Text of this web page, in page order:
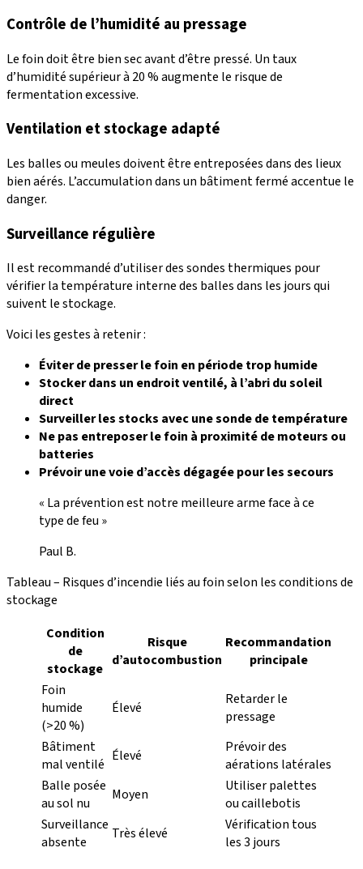
Contrôle de l’humidité au pressage
Le foin doit être bien sec avant d’être pressé. Un taux
d’humidité supérieur à 20 % augmente le risque de
fermentation excessive.
Ventilation et stockage adapté
Les balles ou meules doivent être entreposées dans des lieux
bien aérés. L’accumulation dans un bâtiment fermé accentue le
danger.
Surveillance régulière
Il est recommandé d’utiliser des sondes thermiques pour
vérifier la température interne des balles dans les jours qui
suivent le stockage.
Voici les gestes à retenir :
Éviter de presser le foin en période trop humide
Stocker dans un endroit ventilé, à l’abri du soleil
direct
Surveiller les stocks avec une sonde de température
Ne pas entreposer le foin à proximité de moteurs ou
batteries
Prévoir une voie d’accès dégagée pour les secours
« La prévention est notre meilleure arme face à ce
type de feu »
Paul B.
Tableau – Risques d’incendie liés au foin selon les conditions de
stockage
Condition
de
stockage
Risque
d’autocombustion
Recommandation
principale
Foin
humide
(>20 %)
Élevé
Retarder le
pressage
Bâtiment
mal ventilé Élevé
Prévoir des
aérations latérales
Balle posée
au sol nu
Moyen
Utiliser palettes
ou caillebotis
Surveillance
absente
Très élevé
Vérification tous
les 3 jours